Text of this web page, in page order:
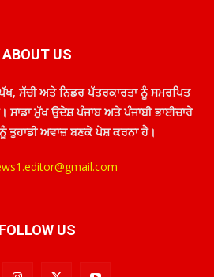
ABOUT US
ਸੱਚੀ ਅਤੇ ਨਿਡਰ ਪੱਤਰਕਾਰਤਾ ਨੂੰ ਸਮਰਪਿਤ
ਸਾਡਾ ਮੁੱਖ ਉਦੇਸ਼ ਪੰਜਾਬ ਅਤੇ ਪੰਜਾਬੀ ਭਾਈਚਾਰੇ
ਤੁਹਾਡੀ ਅਵਾਜ਼ ਬਣਕੇ ਪੇਸ਼ ਕਰਨਾ ਹੈ।
FOLLOW US